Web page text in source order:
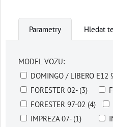
Parametry Hledat
MODEL VOZU:
DOMINGO / LIBERO E12
FORESTER 02- (3)
FORESTER 97-02 (4)
IMPREZA 07- (1)